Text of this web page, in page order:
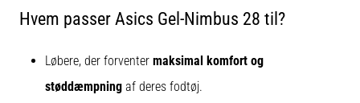
Hvem passer Asics Gel-Nimbus 28 til?
Løbere, der forventer maksimal komfort og
støddæmpning af deres fodtøj.